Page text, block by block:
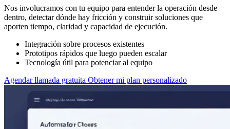
Nos involucramos con tu equipo para entender la operación desde
dentro, detectar dónde hay fricción y construir soluciones que
aporten tiempo, claridad y capacidad de ejecución.
Integración sobre procesos existentes
Prototipos rápidos que luego pueden escalar
Tecnología útil para potenciar al equipo
Agendar llamada gratuita Obtener mi plan personalizado